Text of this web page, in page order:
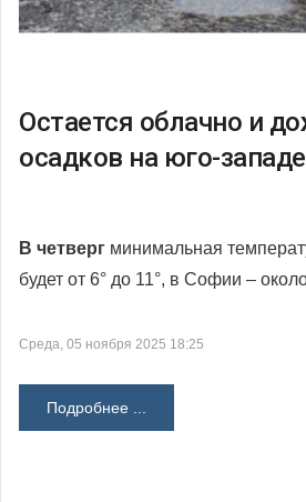
Остается облачно и
осадков на юго-западе
В четверг минимальная
будет от 6° до 11°, в Софии –
Среда, 05 ноября 2025 18:25
Подробнее ...